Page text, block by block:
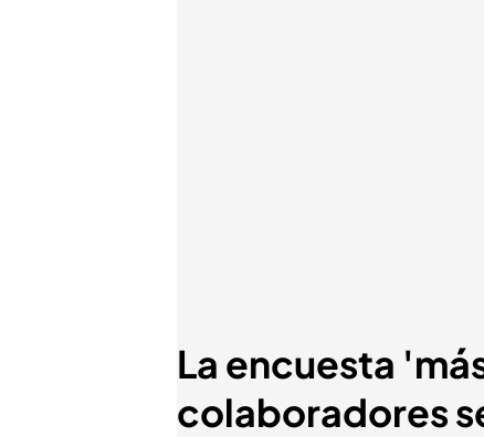
La encuesta
colaboradores